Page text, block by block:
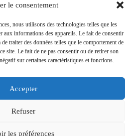
le consentement
nous utilisons des technologies telles que les
aux informations des appareils. Le fait de consentir
traiter des données telles que le comportement de
site. Le fait de ne pas consentir ou de retirer son
sur certaines caractéristiques et fonctions.
Accepter
Refuser
les préférences
du textile personnalisé ?
nous proposons des tarifs adaptés
des arts graphiques et
personnalisés.